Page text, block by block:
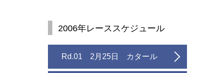
2006年レーススケジュール
Rd.01 2月25日 カタール